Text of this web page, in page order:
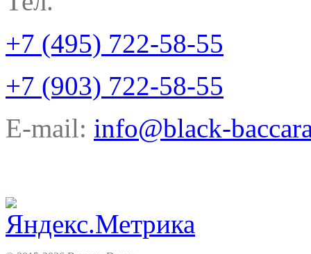
+7 (495) 722-58-55
+7 (903) 722-58-55
E-mail: info@black-